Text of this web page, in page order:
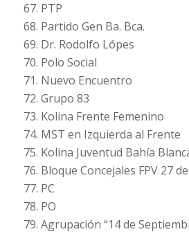
67. PTP
68. Partido Gen Ba. Bca.
69. Dr. Rodolfo Lópes
70. Polo Social
71. Nuevo Encuentro
72. Grupo 83
73. Kolina Frente Femenino
74. MST en Izquierda al Frente
75. Kolina Juventud Bahía
76. Bloque Concejales FPV 27
77. PC
78. PO
79. Agrupación “14 de